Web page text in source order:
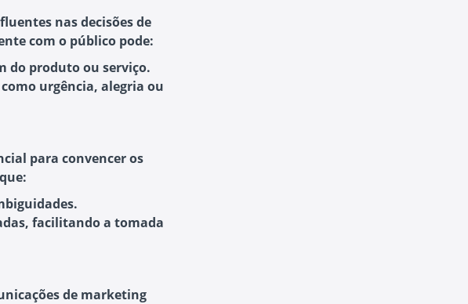
nas decisões de
com o público pode:
do produto ou serviço.
urgência, alegria ou
para convencer os
.
, facilitando a tomada
de marketing